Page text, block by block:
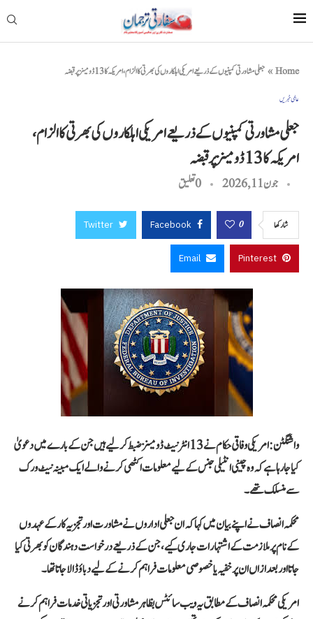
Home
» جعلی مشاورتی کمپنیوں کے ذریعے امریکی اہلکاروں کی بھرتی کا الزام، امریکہ کا 13 ڈومینز پر قبضہ
عالمی خبریں
جعلی مشاورتی کمپنیوں کے ذریعے امریکی اہلکاروں کی بھرتی کا الزام،
امریکہ کا 13 ڈومینز پر قبضہ
جون 11, 2026 0 تعليق
شاركها 0
Facebook
Twitter
Pinterest
Email
واشنگٹن: امریکی وفاقی حکام نے 13 انٹرنیٹ ڈومینز ضبط کر لیے ہیں جن کے بارے میں دعویٰ
کیا جا رہا ہے کہ وہ چینی انٹیلی جنس کے لیے معلومات اکٹھی کرنے والے ایک مبینہ نیٹ ورک
سے منسلک تھے۔
محکمہ انصاف نے اپنے بیان میں کہا کہ ان جعلی اداروں نے مشاورت اور تجزیہ کار کے عہدوں
کے نام پر ملازمت کے اشتہارات جاری کیے، جن کے ذریعے درخواست دہندگان کو بھرتی کیا
جاتا اور بعد ازاں ان پر خفیہ یا خصوصی معلومات فراہم کرنے کے لیے دباؤ ڈالا جاتا تھا۔
امریکی محکمہ انصاف کے مطابق یہ ویب سائٹس بظاہر مشاورتی اور تجزیاتی خدمات فراہم کرنے